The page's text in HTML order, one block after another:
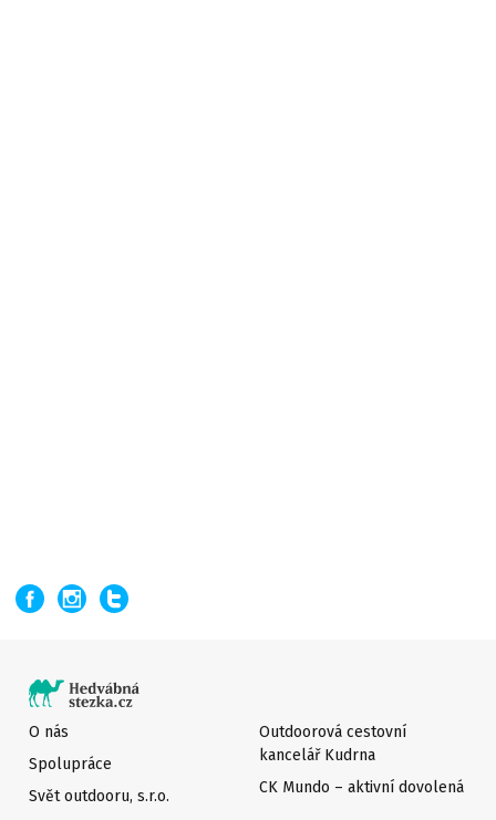
O nás
Spolupráce
Svět outdooru, s.r.o.
Outdoorová cestovní
kancelář Kudrna
CK Mundo – aktivní dovolená